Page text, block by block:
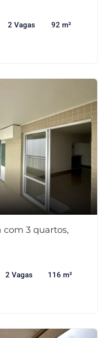
2 Vagas 92 m²
3 quartos,
2 Vagas 116 m²